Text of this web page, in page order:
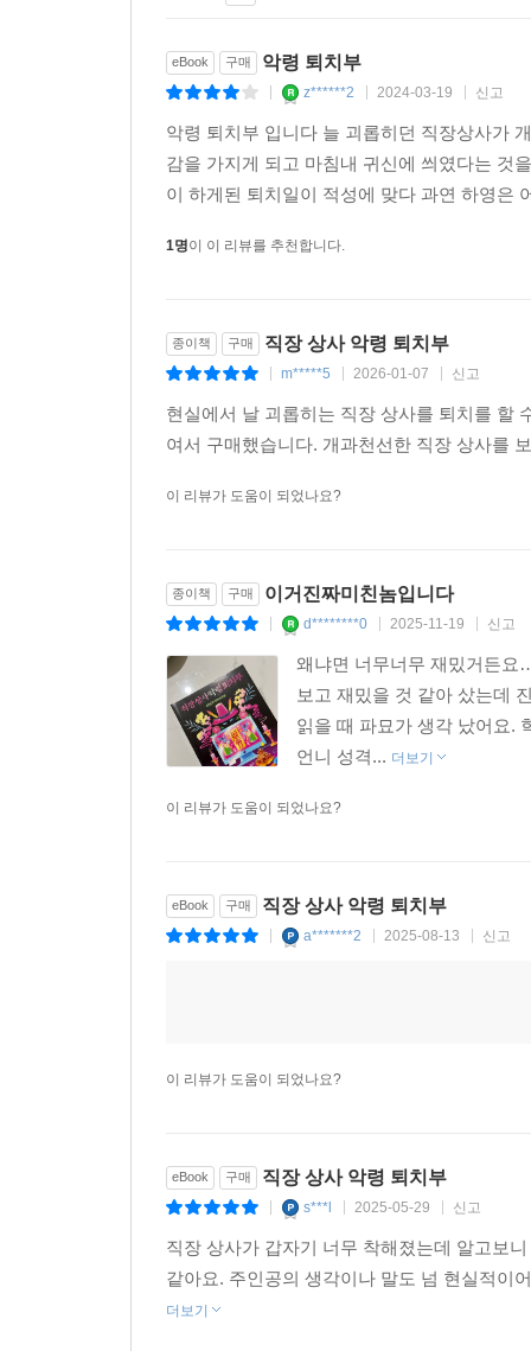
eBook 구매 악령 퇴치부
z******2 2024-03-19 신고
악령 퇴치부 입니다 늘 괴롭히던 직장상사가
감을 가지게 되고 마침내 귀신에 씌였다는 것
이 하게된 퇴치일이 적성에 맞다 과연 하영은
1명이 이 리뷰를 추천합니다.
종이책 구매 직장 상사 악령 퇴치부
m*****5 2026-01-07 신고
현실에서 날 괴롭히는 직장 상사를 퇴치를 할
여서 구매했습니다. 개과천선한 직장 상사를
이 리뷰가 도움이 되었나요?
종이책 구매 이거진짜미친놈입니다
d********0 2025-11-19 신고
왜냐면 너무너무 재밌거든요
보고 재밌을 것 같아 샀는데
읽을 때 파묘가 생각 났어요.
언니 성격... 더보기
이 리뷰가 도움이 되었나요?
eBook 구매 직장 상사 악령 퇴치부
a*******2 2025-08-13 신고
이 리뷰가 도움이 되었나요?
eBook 구매 직장 상사 악령 퇴치부
s***l 2025-05-29 신고
직장 상사가 갑자기 너무 착해졌는데 알고보
같아요. 주인공의 생각이나 말도 넘 현실적이
더보기